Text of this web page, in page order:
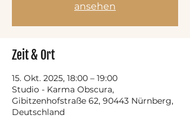
ansehen
Zeit & Ort
15. Okt. 2025, 18:00 – 19:00
Studio - Karma Obscura,
Gibitzenhofstraße 62, 90443 Nürnberg,
Deutschland